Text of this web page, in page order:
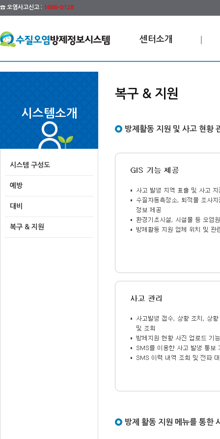
☎ 오염사고신고 : 1666-0128
센터소개
시스템소개
시스템 구성도
예방
대비
복구 & 지원
복구 & 지원
방제활동 지원 및 사고 현황
방제 활동 지원 메뉴를 통한